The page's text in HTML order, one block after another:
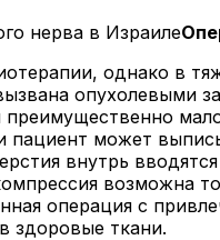
однако в
опухолевыми
преимущественно
пациент может
внутрь
возможна
операция с
здоровые ткани.